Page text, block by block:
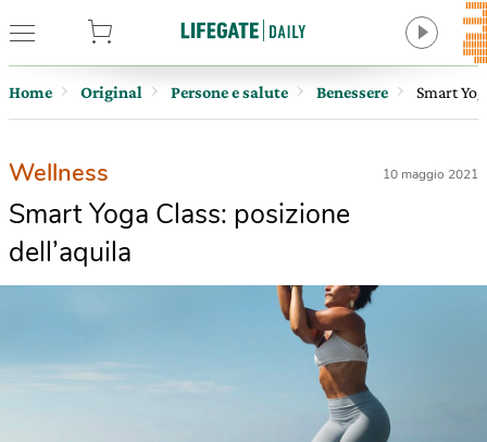
Home Original Persone e salute Benessere Smart
Wellness 10 maggio 2021
Smart Yoga Class: posizione
dell’aquila